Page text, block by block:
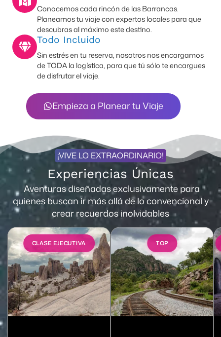
Conocemos cada rincón de las Barrancas.
Planeamos tu viaje con expertos locales para que
descubras al máximo este destino.
Todo Incluido
Sin estrés en tu reserva, nosotros nos encargamos
de TODA la logística, para que tú sólo te encargues
de disfrutar el viaje.
Empieza a Planear tu Viaje
¡VIVE LO EXTRAORDINARIO!
Experiencias Únicas
Aventuras diseñadas exclusivamente para
quienes buscan ir más allá de lo convencional y
crear recuerdos inolvidables
CLASE EJECUTIVA TOP